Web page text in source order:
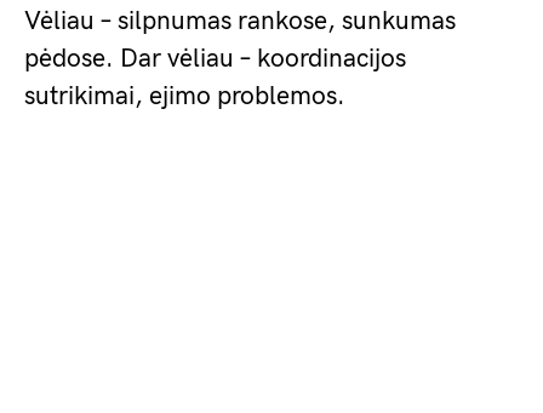
Vėliau – silpnumas rankose, sunkumas
pėdose. Dar vėliau – koordinacijos
sutrikimai, ejimo problemos.